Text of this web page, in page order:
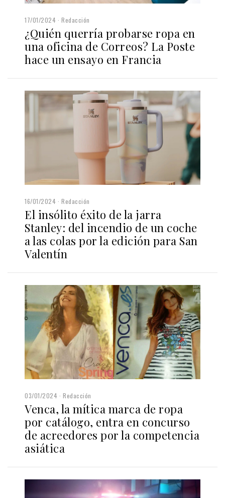
17/01/2024 Redacción
¿Quién querría probarse ropa en
una oficina de Correos? La Poste
hace un ensayo en Francia
16/01/2024 Redacción
El insólito éxito de la jarra
Stanley: del incendio de un coche
a las colas por la edición para San
Valentín
03/01/2024 Redacción
Venca, la mítica marca de ropa
por catálogo, entra en concurso
de acreedores por la competencia
asiática